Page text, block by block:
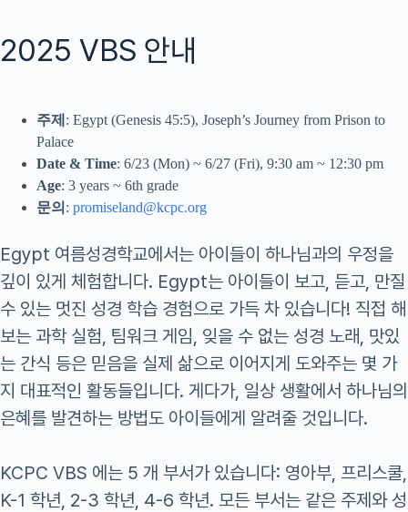
2025 VBS 안내
주제 : Egypt (Genesis 45:5), Joseph’s Journey from Prison to
Palace
Date & Time: 6/23 (Mon) ~ 6/27 (Fri), 9:30 am ~ 12:30 pm
Age: 3 years ~ 6th grade
문의 : promiseland@kcpc.org
Egypt 여름성경학교에서는 아이들이 하나님과의 우정을
깊이 있게 체험합니다. Egypt는 아이들이 보고, 듣고, 만질
수 있는 멋진 성경 학습 경험으로 가득 차 있습니다! 직접 해
보는 과학 실험, 팀워크 게임, 잊을 수 없는 성경 노래, 맛있
는 간식 등은 믿음을 실제 삶으로 이어지게 도와주는 몇 가
지 대표적인 활동들입니다. 게다가, 일상 생활에서 하나님의
은혜를 발견하는 방법도 아이들에게 알려줄 것입니다.
KCPC VBS 에는 5 개 부서가 있습니다: 영아부, 프리스쿨,
K-1 학년, 2-3 학년, 4-6 학년. 모든 부서는 같은 주제와 성